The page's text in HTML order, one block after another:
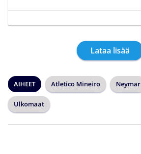
Lataa lisää
AIHEET Atletico Mineiro Neymar
Ulkomaat